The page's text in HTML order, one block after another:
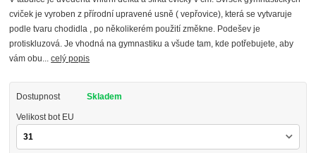
cviček je vyroben z přírodní upravené usně ( vepřovice), která se vytvaruje
podle tvaru chodidla , po několikerém použití změkne. Podešev je
protiskluzová. Je vhodná na gymnastiku a všude tam, kde potřebujete, aby
vám obu...celý popis
Dostupnost Skladem
Velikost bot EU